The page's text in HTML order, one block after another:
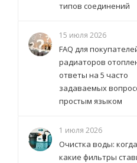
типов соединений
15 июля 2026
FAQ для
радиаторов
ответы на 5 часто
задаваемых
простым языком
1 июля 2026
Очистка воды:
какие фильтры